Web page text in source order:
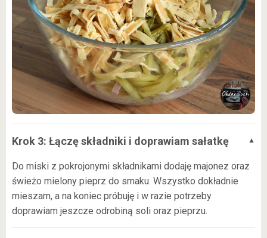
Krok 3: Łączę składniki i doprawiam sałatkę
Do miski z pokrojonymi składnikami dodaję majonez oraz
świeżo mielony pieprz do smaku. Wszystko dokładnie
mieszam, a na koniec próbuję i w razie potrzeby
doprawiam jeszcze odrobiną soli oraz pieprzu.